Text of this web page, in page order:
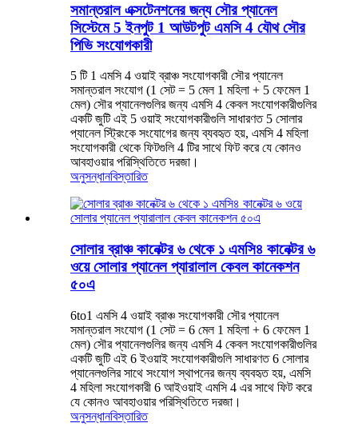
সমান্তরাল এক্সটেনশনের জন্য সৌর প্যানেল
সিস্টেমে 5 ইনপুট 1 আউটপুট এমসি 4 যৌথ সৌর
পিভি সংযোগকারী
5 টি 1 এমসি 4 ওয়াই ব্রাঞ্চ সংযোগকারী সৌর প্যানেল
সমান্তরাল সংযোগ (1 সেট = 5 মেল 1 মহিলা + 5 ফেমেল 1
মেল) সৌর প্যানেলগুলির জন্য এমসি 4 কেবল সংযোগকারীগুলির
একটি জুটি এই 5 ওয়াই সংযোগকারীগুলি সাধারণত 5 সোলার
প্যানেল স্ট্রিংকে সংযোগের জন্য ব্যবহৃত হয়, এমসি 4 মহিলা
সংযোগকারী থেকে ফিটগুলি 4 টির সাথে ফিট করে যে কোনও
আবহাওয়ার পরিস্থিতিতে দরজা।
অনুসন্ধানবিস্তারিত
সোলার ব্রাঞ্চ কানেক্টর ৬ থেকে ১ এমসি৪ কানেক্টর ৬
ওয়ে সোলার প্যানেল প্যারালাল কেবল কানেকশন
৫০এ
6to1 এমসি 4 ওয়াই ব্রাঞ্চ সংযোগকারী সৌর প্যানেল
সমান্তরাল সংযোগ (1 সেট = 6 মেল 1 মহিলা + 6 ফেমেল 1
মেল) সৌর প্যানেলগুলির জন্য এমসি 4 কেবল সংযোগকারীগুলির
একটি জুটি এই 6 ইওয়াই সংযোগকারীগুলি সাধারণত 6 সোলার
প্যানেলগুলির সাথে সংযোগ স্থাপনের জন্য ব্যবহৃত হয়, এমসি
4 মহিলা সংযোগকারী 6 আইওয়াই এমসি 4 এর সাথে ফিট করে
যে কোনও আবহাওয়ার পরিস্থিতিতে দরজা।
অনুসন্ধানবিস্তারিত